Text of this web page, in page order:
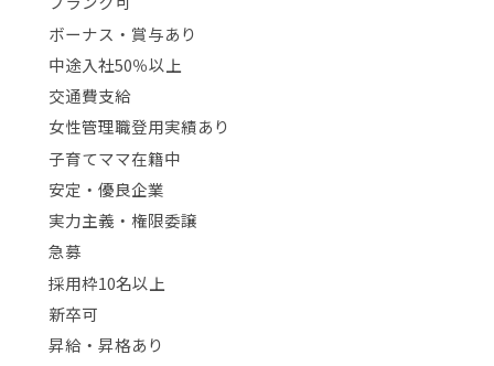
ボーナス・賞与あり
中途入社50％以上
交通費支給
女性管理職登用実績あり
子育てママ在籍中
安定・優良企業
実力主義・権限委譲
急募
採用枠10名以上
新卒可
昇給・昇格あり